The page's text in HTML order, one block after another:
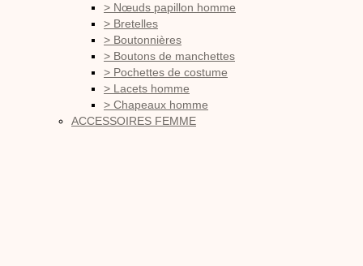
> Nœuds papillon homme
> Bretelles
> Boutonnières
> Boutons de manchettes
> Pochettes de costume
> Lacets homme
> Chapeaux homme
ACCESSOIRES FEMME